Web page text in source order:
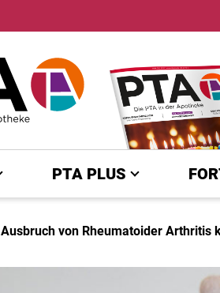
PTA PLUS
Ausbruch von Rheumatoider Arthritis